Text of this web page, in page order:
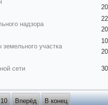
надзора
участка
сети
10 Вперёд В конец